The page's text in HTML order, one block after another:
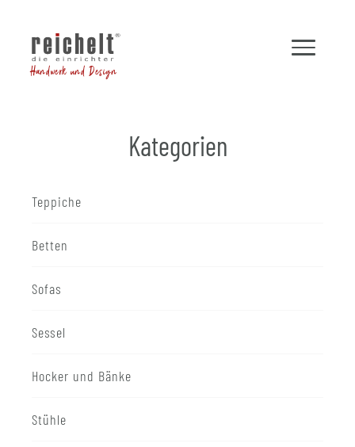
Handwerk und Design
Kategorien
Teppiche
Betten
Sofas
Sessel
Hocker und Bänke
Stühle